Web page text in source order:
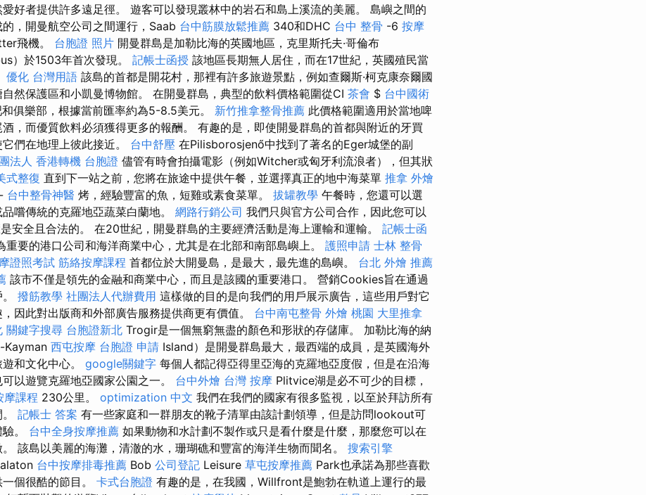
好者提供許多遠足徑。 遊客可以發現叢林中的岩石和島上溪流的美麗。 島嶼之間的
，開曼航空公司之間運行，Saab 台中筋膜放鬆推薦 340和DHC 台中 整骨 -6 按摩
飛機。 台胞證 照片 開曼群島是加勒比海的英國​​地區，克里斯托夫·哥倫布
）於1503年首次發現。 記帳士函授 該地區長期無人居住，而在17世紀，英國殖民當
優化 台灣用語 該島的首都是開花村，那裡有許多旅遊景點，例如查爾斯·柯克康奈爾國
然保護區和小凱曼博物館。 在開曼群島，典型的飲料價格範圍從CI 茶會 $ 台中國術
俱樂部，根據當前匯率約為5-8.5美元。 新竹推拿整骨推薦 此價格範圍適用於當地啤
，而優質飲料必須獲得更多的報酬。 有趣的是，即使開曼群島的首都與附近的牙買
們在地理上彼此接近。 台中舒壓 在Pilisborosjenő中找到了著名的Eger城堡的副
法人 香港轉機 台胞證 儘管有時會拍攝電影（例如Witcher或匈牙利流浪者），但其狀
式整復 直到下一站之前，您將在旅途中提供午餐，並選擇真正的地中海菜單 推拿 外燴
- 台中整骨神醫 烤，經驗豐富的魚，短雞或素食菜單。 拔罐教學 午餐時，您還可以選
嚐傳統的克羅地亞蔬菜白蘭地。 網路行銷公司 我們只與官方公司合作，因此您可以
安全且合法的。 在20世紀，開曼群島的主要經濟活動是海上運輸和運輸。 記帳士函
重要的港口公司和海洋商業中心，尤其是在北部和南部島嶼上。 護照申請 士林 整骨
證照考試 筋絡按摩課程 首都位於大開曼島，是最大，最先進的島嶼。 台北 外燴 推薦
該市不僅是領先的金融和商業中心，而且是該國的重要港口。 營銷Cookies旨在通過
撥筋教學 社團法人代辦費用 這樣做的目的是向我們的用戶展示廣告，這些用戶對它
因此對出版商和外部廣告服務提供商更有價值。 台中南屯整骨 外燴 桃園 大里推拿
關鍵字搜尋 台胞證新北 Trogir是一個無窮無盡的顏色和形狀的存儲庫。 加勒比海的納
Kayman 西屯按摩 台胞證 申請 Island）是開曼群島最大，最西端的成員，是英國海外
和文化中心。 google關鍵字 每個人都記得亞得里亞海的克羅地亞度假，但是在沿海
以遊覽克羅地亞國家公園之一。 台中外燴 台灣 按摩 Plitvice湖是必不可少的目標，
摩課程 230公里。 optimization 中文 我們在我們的國家有很多監視，以至於拜訪所有
記帳士 答案 有一些家庭和一群朋友的靴子清單由該計劃領導，但是訪問lookout可
。 台中全身按摩推薦 如果動物和水計劃不製作或只是看什麼是什麼，那麼您可以在
該島以美麗的海灘，清澈的水，珊瑚礁和豐富的海洋生物而聞名。 搜索引擎
台中按摩排毒推薦 Bob 公司登記 Leisure 草屯按摩推薦 Park也承諾為那些喜歡
個很酷的節目。 卡式台胞證 有趣的是，在我國，Willfront是鮑勃在軌道上運行的最